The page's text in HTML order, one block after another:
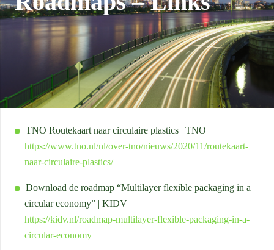
TNO Routekaart naar circulaire plastics | TNO
https://www.tno.nl/nl/over-tno/nieuws/2020/11/routekaart-
naar-circulaire-plastics/
Download de roadmap “Multilayer flexible packaging in a
circular economy” | KIDV
https://kidv.nl/roadmap-multilayer-flexible-packaging-in-a-
circular-economy